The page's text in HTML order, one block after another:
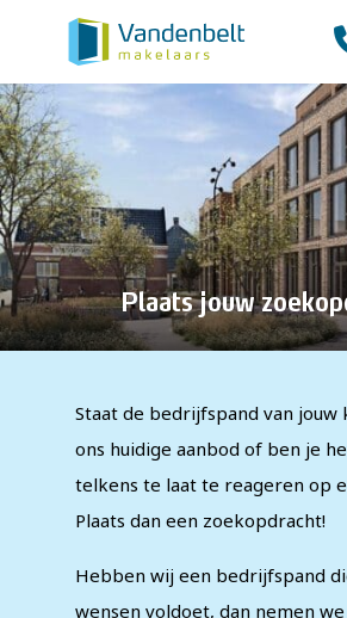
Plaats jouw
Staat de bedrijfspand van jouw
ons huidige aanbod of ben je
telkens te laat te reageren op
Plaats dan een zoekopdracht!
Hebben wij een bedrijfspand
wensen voldoet, dan nemen